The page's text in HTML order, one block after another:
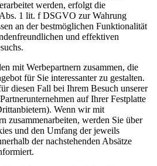
werden, erfolgt die
1 lit. f DSGVO zur Wahrung
an der bestmöglichen Funktionalität
und effektiven
mit Werbepartnern zusammen, die
für Sie interessanter zu gestalten.
diesen Fall bei Ihrem Besuch unserer
auf Ihrer Festplatte
Wenn wir mit
zusammenarbeiten, werden Sie über
und den Umfang der jeweils
der nachstehenden Absätze